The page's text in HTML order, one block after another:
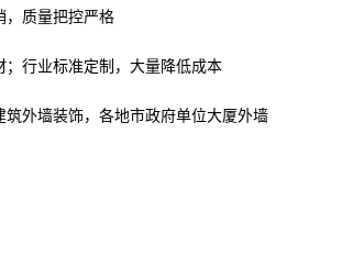
，质量把控严格
；行业标准定制，大量降低成本
外墙装饰，各地市政府单位大厦外墙